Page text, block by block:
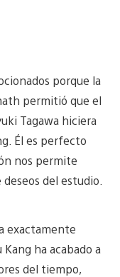
porque la
permitió que el
Tagawa hiciera
Él es perfecto
nos permite
del estudio.
exactamente
ha acabado a
del tiempo,